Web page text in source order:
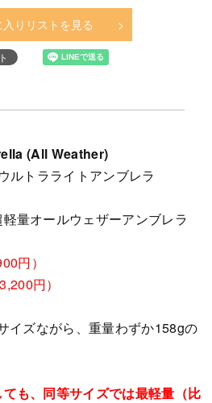
入りリストを見る
(All Weather)
ルトラライトアンブレラ
量オールウェザーアンブレラ
円）
円）
イズながら、重量わずか158gの
ても、同等サイズでは最軽量（比